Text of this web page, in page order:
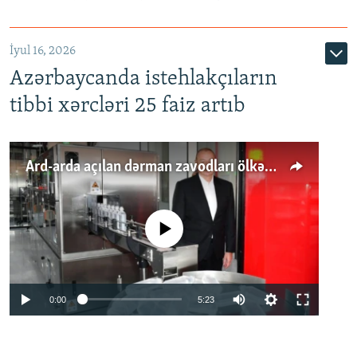
İyul 16, 2026
Azərbaycanda istehlakçıların
tibbi xərcləri 25 faiz artıb
Ard-arda açılan dərman zavodları ölkənin tələbatını ödəyirmi?
No media source currently available
0:00 5:23